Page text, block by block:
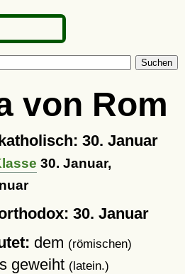
Suchen
von Rom
30. Januar
30. Januar,
30. Januar
dem (römischen)
geweiht (latein.)